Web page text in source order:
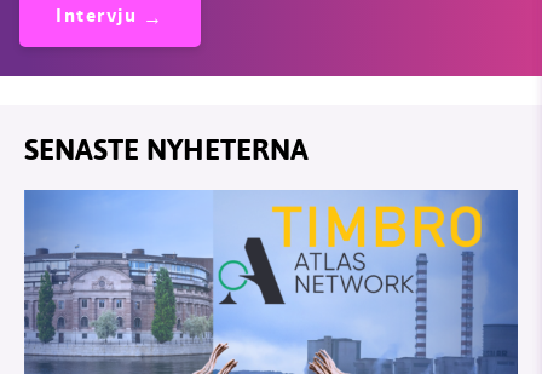
Intervju
SENASTE NYHETERNA